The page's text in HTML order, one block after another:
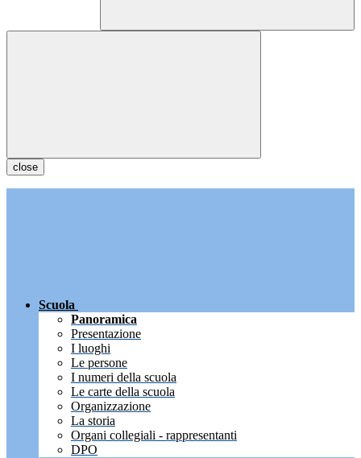
close
Scuola
Panoramica
Presentazione
I luoghi
Le persone
I numeri della scuola
Le carte della scuola
Organizzazione
La storia
Organi collegiali - rappresentanti
DPO